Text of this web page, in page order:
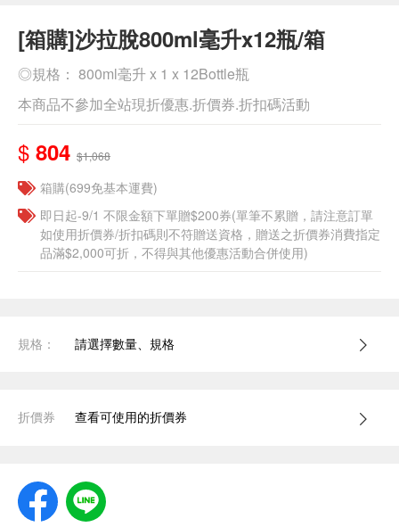
[箱購]沙拉脫800ml毫升x12瓶/箱
◎規格： 800ml毫升 x 1 x 12Bottle瓶
本商品不參加全站現折優惠.折價券.折扣碼活動
$ 804 $1,068
箱購(699免基本運費)
即日起-9/1 不限金額下單贈$200券(單筆不累贈，請注意訂單
如使用折價券/折扣碼則不符贈送資格，贈送之折價券消費指定
品滿$2,000可折，不得與其他優惠活動合併使用)
規格： 請選擇數量、規格
折價券 查看可使用的折價券